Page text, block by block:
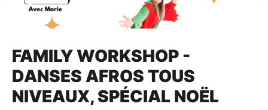
FAMILY WORKSHOP -
DANSES AFROS TOUS
NIVEAUX, SPÉCIAL NOËL